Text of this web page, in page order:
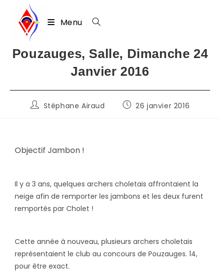
Menu
Pouzauges, Salle, Dimanche 24
Janvier 2016
Auteur/autrice
Stéphane Airaud
Publication
26 janvier 2016
Objectif Jambon !
Il y a 3 ans, quelques archers choletais affrontaient la
neige afin de remporter les jambons et les deux furent
remportés par Cholet !
Cette année à nouveau, plusieurs archers choletais
représentaient le club au concours de Pouzauges. 14,
pour être exact.